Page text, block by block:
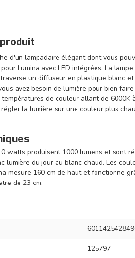
d'un lampadaire élégant dont vous
Lumina avec LED intégrées. La
un diffuseur en plastique blanc
avez besoin de lumière pour bien
de couleur allant de 6000K
la lumière sur une couleur plus
watts produisent 1000 lumens et sont
lumière du jour au blanc chaud. Les
mesure 160 cm de haut et fonctionne
de 23 cm.
125797